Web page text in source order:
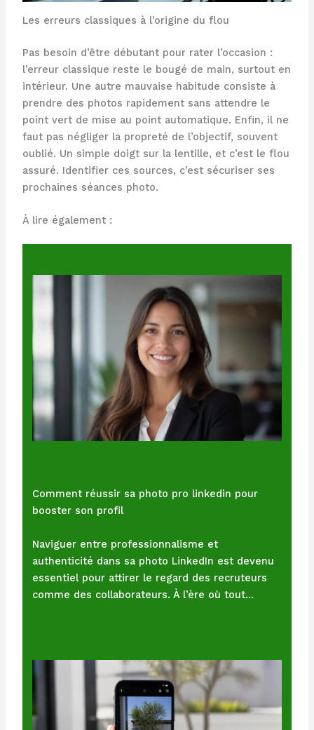
Les erreurs classiques à l’origine du flou
Pas besoin d’être débutant pour rater l’occasion :
l’erreur classique reste le bougé de main, surtout en
intérieur. Une autre mauvaise habitude consiste à
prendre des photos rapidement sans attendre le
point vert de mise au point automatique. Enfin, il ne
faut pas négliger la propreté de l’objectif, souvent
oublié. Un simple doigt sur la lentille, et c’est le flou
assuré. Identifier ces sources, c’est sécuriser ses
prochaines séances photo.
À lire également :
Comment réussir sa photo pro linkedin pour
booster son profil
Naviguer entre professionnalisme et
authenticité dans sa photo LinkedIn est devenu
essentiel pour attirer le regard des recruteurs
comme des collaborateurs. À l’ère où tout…